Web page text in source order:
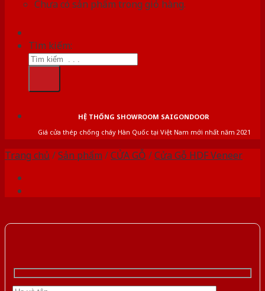
Chưa có sản phẩm trong giỏ hàng.
Tìm kiếm:
HỆ THỐNG SHOWROOM SAIGONDOOR
Giá cửa thép chống cháy Hàn Quốc tại Việt Nam mới nhất năm 2021
Trang chủ /Sản phẩm /CỬA GỖ /Cửa Gỗ HDF Veneer